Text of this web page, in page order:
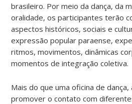
brasileiro. Por meio da dança, da
oralidade, os participantes terão
aspectos históricos, sociais e
expressão popular paraense,
ritmos, movimentos, dinâmicas
momentos de integração coletiva.
Mais do que uma oficina de
promover o contato com